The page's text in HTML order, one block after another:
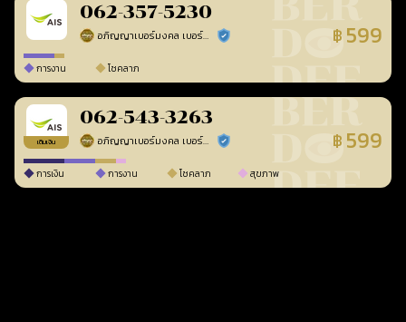
062-357-5230
อภิญญาเบอร์มงคล เบอร์สวยเลขศาสตร์ ร้านยืนยันแล้ว ฿ 599
การงาน โชคลาภ
เติมเงิน
062-543-3263
อภิญญาเบอร์มงคล เบอร์สวยเลขศาสตร์ ร้านยืนยันแล้ว ฿ 599
การเงิน การงาน โชคลาภ สุขภาพ